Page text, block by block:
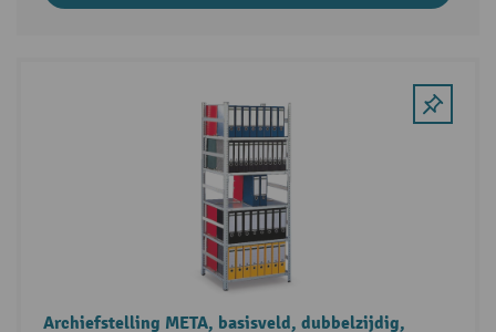
Archiefstelling META, basisveld, dubbelzijdig,